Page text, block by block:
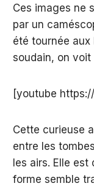
Ces images ne
par un
été tournée
soudain, on voit
[youtube
Cette curieuse
entre les
les airs. Elle
forme semble